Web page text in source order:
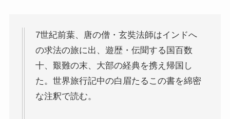
インド思想と文化、歴史
インドにおける仏教
7世紀前葉、唐の僧・玄奘法師はインドへ
の求法の旅に出、遊歴・伝聞する国百数
十、艱難の末、大部の経典を携え帰国し
た。世界旅行記中の白眉たるこの書を綿密
な注釈で読む。